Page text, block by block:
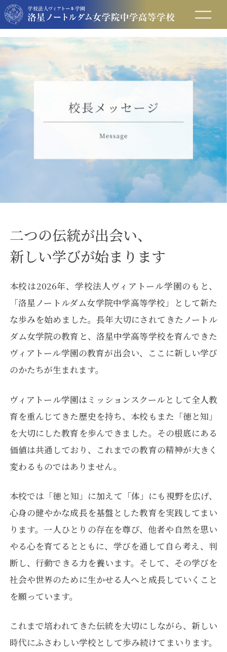
在校生の方へ
保護者の方へ
卒業生の方へ
お問い合わせ
資料請求
二つの伝統が出会い、
新しい学びが始まります
本校は2026年、学校法人ヴィアトール学園のもと、
「洛星ノートルダム女学院中学高等学校」として新た
な歩みを始めました。長年大切にされてきたノートル
ダム女学院の教育と、 洛星中学高等学校を育んできた
ヴィアトール学園の教育が出会い、
ここに新しい学び
のかたちが生まれます。
ヴィアトール学園はミッションスクールとして全人教
育を重んじてきた歴史を持ち、 本校もまた「徳と知」
を大切にした教育を歩んできました。 その根底にある
価値は共通しており、これまでの教育の精神が大きく
変わるものではありません。
本校では「徳と知」に加えて「体」にも視野を広げ、
心身の健やかな成長を基盤とした教育を実践してまい
ります。 一人ひとりの存在を尊び、他者や自然を思い
やる心を育てるとともに、 学びを通して自ら考え、判
断し、行動できる力を養います。 そして、その学びを
社会や世界のために生かせる人へと成長していくこと
を願っています。
これまで培われてきた伝統を大切にしながら、新しい
時代にふさわしい学校として歩み続けてまいります。